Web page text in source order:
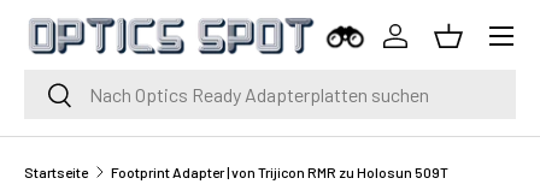
Zum Inhalt springen
SucheSuche
Einloggen
Korb
Menü
Startseite Footprint Adapter | von Trijicon RMR zu Holosun 509T